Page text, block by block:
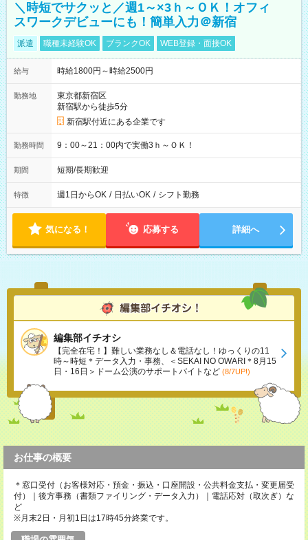
＼時短でサクッと／週1～×3ｈ～ＯＫ！オフィ
スワークデビューにも！簡単入力＠新宿
派遣 職種未経験OK ブランクOK WEB登録・面接OK
給与 時給1800円～時給2500円
勤務地
東京都新宿区
新宿駅から徒歩5分
新宿駅付近にある企業です
勤務時間 9：00～21：00内で実働3ｈ～ＯＫ！
期間 短期/長期歓迎
特徴 週1日からOK / 日払いOK / シフト勤務
気になる！ 応募する 詳細へ
編集部イチオシ
【完全在宅！】難しい業務なし＆電話なし！ゆっくりの11
時～時短＊データ入力・事務、＜SEKAI NO OWARI＊8月15
日・16日＞ドーム公演のサポートバイトなど (8/7UP!)
お仕事の概要
＊窓口受付（お客様対応・預金・振込・口座開設・公共料金支払・変更届受
付）｜後方事務（書類ファイリング・データ入力）｜電話応対（取次ぎ）な
ど
※月末2日・月初1日は17時45分終業です。